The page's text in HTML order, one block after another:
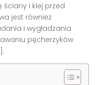
i klej przed
jest również
i wygładzania
pęcherzyków
.